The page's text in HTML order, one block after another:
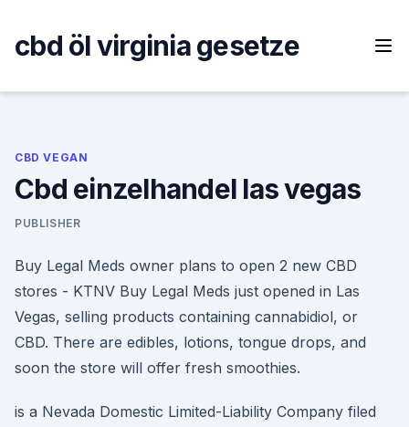
content
cbd öl virginia gesetze
CBD VEGAN
Cbd einzelhandel las vegas
PUBLISHER
Buy Legal Meds owner plans to open 2 new CBD
stores - KTNV Buy Legal Meds just opened in Las
Vegas, selling products containing cannabidiol, or
CBD. There are edibles, lotions, tongue drops, and
soon the store will offer fresh smoothies.
is a Nevada Domestic Limited-Liability Company filed